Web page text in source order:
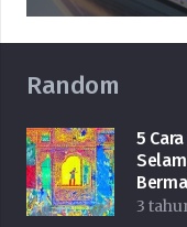
Random
5
3